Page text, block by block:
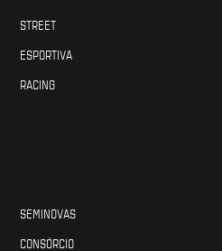
STREET
ESPORTIVA
RACING
SEMINOVAS
CONSÓRCIO